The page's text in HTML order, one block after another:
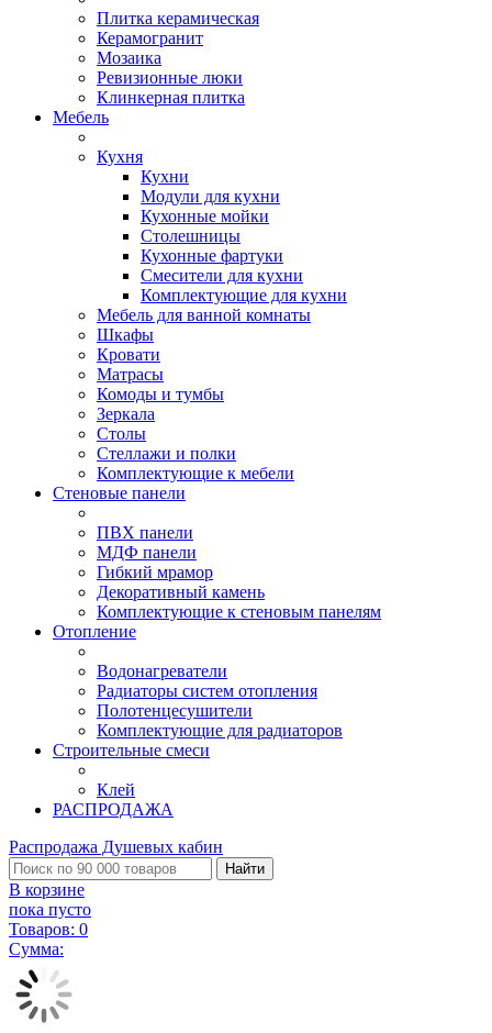
Плитка керамическая
Керамогранит
Мозаика
Ревизионные люки
Клинкерная плитка
Мебель
Кухня
Кухни
Модули для кухни
Кухонные мойки
Столешницы
Кухонные фартуки
Смесители для кухни
Комплектующие для кухни
Мебель для ванной комнаты
Шкафы
Кровати
Матрасы
Комоды и тумбы
Зеркала
Столы
Стеллажи и полки
Комплектующие к мебели
Стеновые панели
ПВХ панели
МДФ панели
Гибкий мрамор
Декоративный камень
Комплектующие к стеновым панелям
Отопление
Водонагреватели
Радиаторы систем отопления
Полотенцесушители
Комплектующие для радиаторов
Строительные смеси
Клей
РАСПРОДАЖА
Распродажа Душевых кабин
Найти
В корзине
пока пусто
Товаров: 0
Сумма: